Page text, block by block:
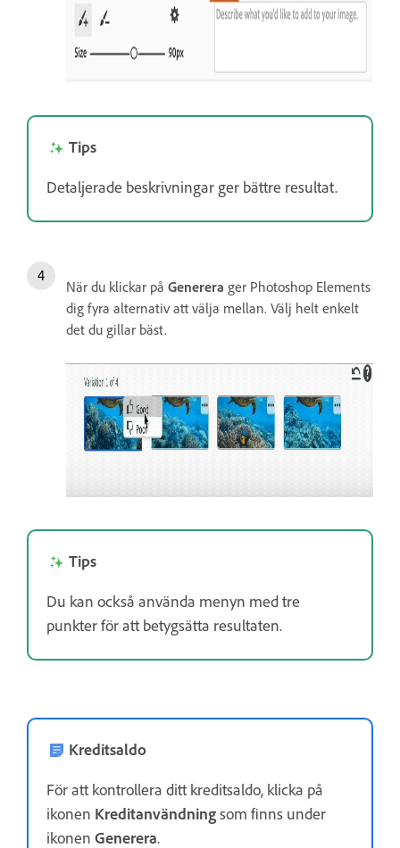
Tips
Detaljerade beskrivningar ger bättre resultat.
När du klickar på Generera ger Photoshop Elements
dig fyra alternativ att välja mellan. Välj helt enkelt
det du gillar bäst.
Tips
Du kan också använda menyn med tre
punkter för att betygsätta resultaten.
Kreditsaldo
För att kontrollera ditt kreditsaldo, klicka på
ikonen Kreditanvändningsom finns under
ikonen Generera.